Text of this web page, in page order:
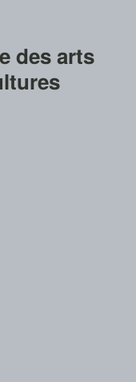
des arts